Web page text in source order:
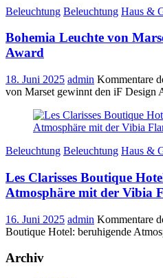
Beleuchtung Beleuchtung Haus &
Bohemia Leuchte von
Award
18. Juni 2025 admin Kommentare
von Marset gewinnt den iF Design
Beleuchtung Beleuchtung Haus &
Les Clarisses Boutique
Atmosphäre mit der Vibia
16. Juni 2025 admin Kommentare
Boutique Hotel: beruhigende
Archiv